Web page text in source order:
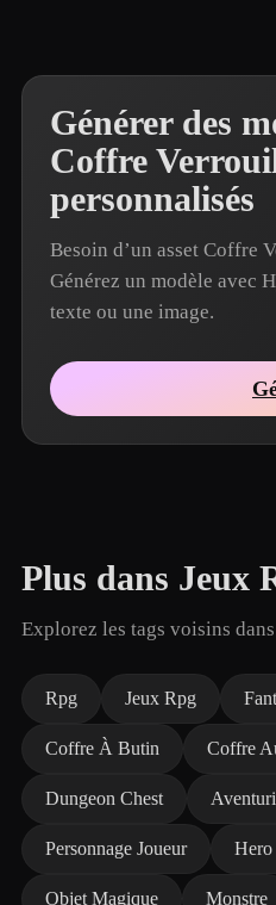
Générer des
Coffre
personnalisés
Besoin d’un asset Coffre
Générez un modèle avec
texte ou une image.
Plus dans Jeux
Explorez les tags voisins dans
Rpg Jeux Rpg
Coffre À Butin Coffre
Dungeon Chest
Personnage Joueur Hero
Objet Magique Monstre